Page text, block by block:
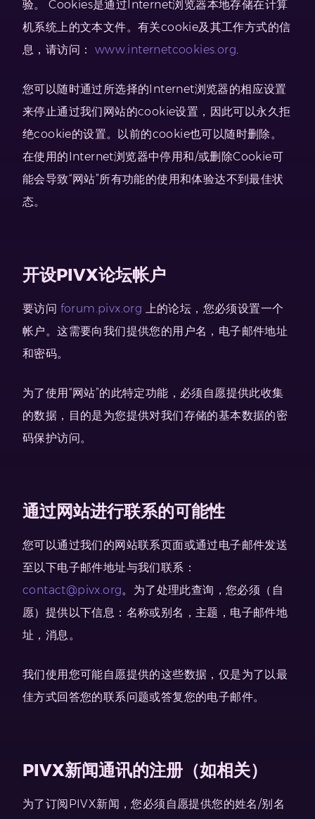
验。 Cookies是通过Internet浏览器本地存储在计算
机系统上的文本文件。有关cookie及其工作方式的信
息，请访问： www.internetcookies.org.
您可以随时通过所选择的Internet浏览器的相应设置
来停止通过我们网站的cookie设置，因此可以永久拒
绝cookie的设置。以前的cookie也可以随时删除。
在使用的Internet浏览器中停用和/或删除Cookie可
能会导致“网站”所有功能的使用和体验达不到最佳状
态。
开设PIVX论坛帐户
要访问 forum.pivx.org 上的论坛，您必须设置一个
帐户。这需要向我们提供您的用户名，电子邮件地址
和密码。
为了使用“网站”的此特定功能，必须自愿提供此收集
的数据，目的是为您提供对我们存储的基本数据的密
码保护访问。
通过网站进行联系的可能性
您可以通过我们的网站联系页面或通过电子邮件发送
至以下电子邮件地址与我们联系：
contact@pivx.org。为了处理此查询，您必须（自
愿）提供以下信息：名称或别名，主题，电子邮件地
址，消息。
我们使用您可能自愿提供的这些数据，仅是为了以最
佳方式回答您的联系问题或答复您的电子邮件。
PIVX新闻通讯的注册（如相关）
为了订阅PIVX新闻，您必须自愿提供您的姓名/别名